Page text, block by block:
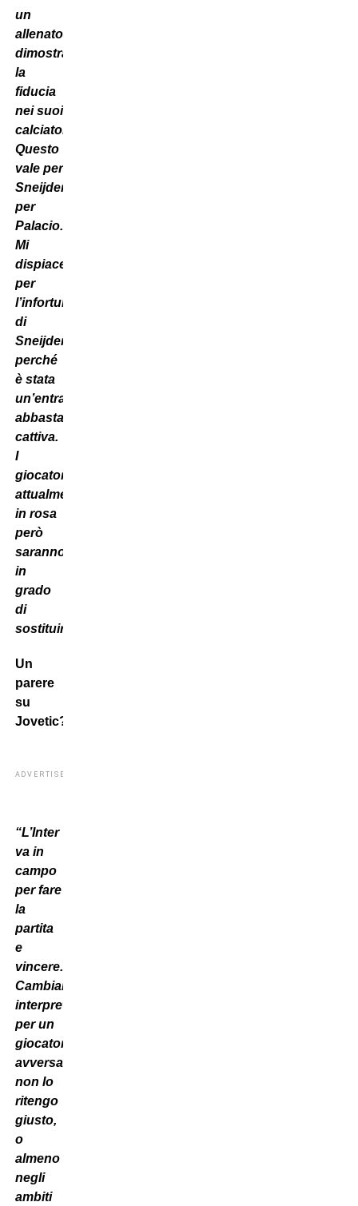
un
allenatore
dimostra
la
fiducia
nei suoi
calciatori.
Questo
vale per
Sneijder,
per
Palacio.
Mi
dispiace
per
l’infortunio
di
Sneijder
perché
è stata
un’entrata
abbastanza
cattiva.
I
giocatori
attualmente
in rosa
però
saranno
in
grado
di
sostituirlo”.
Un
parere
su
Jovetic?
ADVERTISEMENT
“L’Inter
va in
campo
per fare
la
partita
e
vincere.
Cambiare
interpreti
per un
giocatore
avversario
non lo
ritengo
giusto,
o
almeno
negli
ambiti